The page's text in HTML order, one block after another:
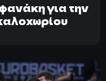
για την